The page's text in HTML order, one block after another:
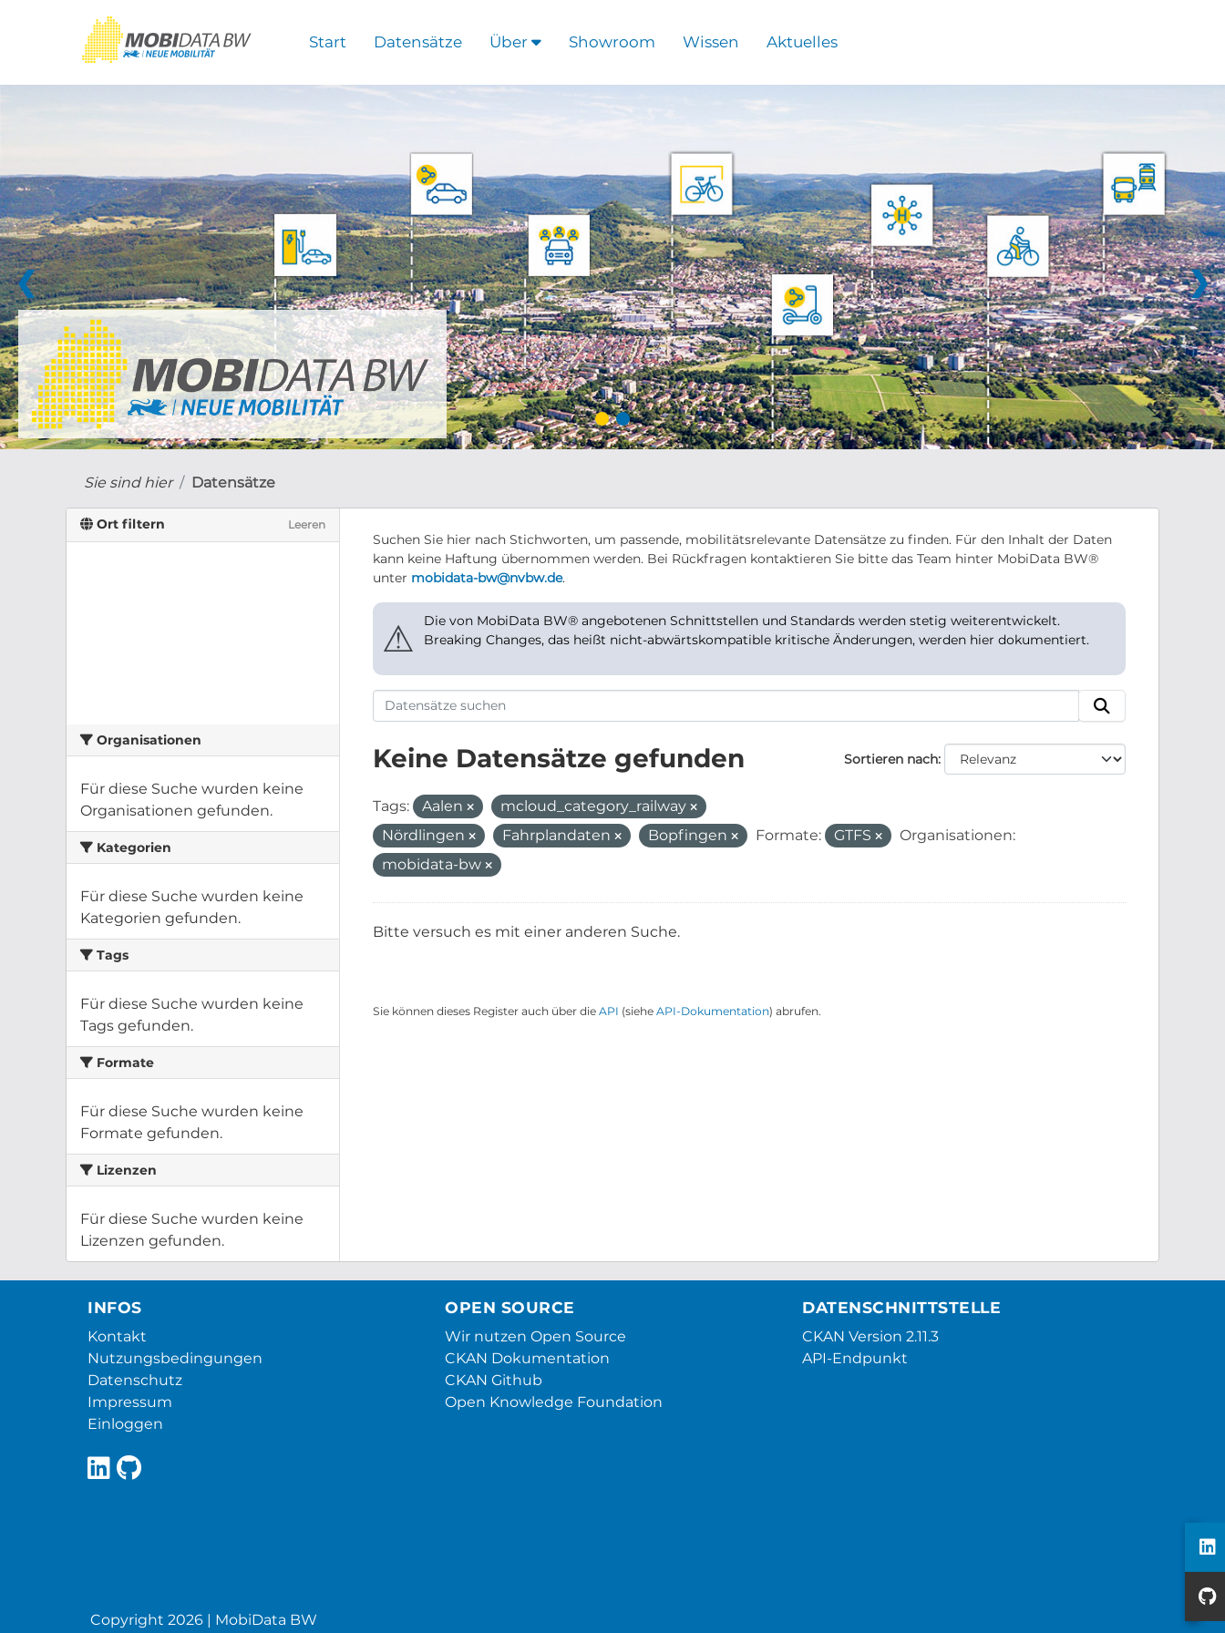
Start Datensätze Über Showroom Wissen Aktuelles
❮ ❯
Sie sind hier Datensätze
Ort filtern Leeren
Organisationen
Für diese Suche wurden keine
Organisationen gefunden.
Kategorien
Für diese Suche wurden keine
Kategorien gefunden.
Tags
Für diese Suche wurden keine
Tags gefunden.
Formate
Für diese Suche wurden keine
Formate gefunden.
Lizenzen
Für diese Suche wurden keine
Lizenzen gefunden.
Suchen Sie hier nach Stichworten, um passende, mobilitätsrelevante Datensätze zu finden. Für den Inhalt der Daten
kann keine Haftung übernommen werden. Bei Rückfragen kontaktieren Sie bitte das Team hinter MobiData BW®
unter mobidata-bw@nvbw.de.
⚠
Die von MobiData BW® angebotenen Schnittstellen und Standards werden stetig weiterentwickelt.
Breaking Changes, das heißt nicht-abwärtskompatible kritische Änderungen, werden hier dokumentiert.
Sortieren nach
Keine Datensätze gefunden
Tags: Aalen
mcloud_category_railway
Nördlingen
Fahrplandaten Bopfingen Formate: GTFS
Organisationen:
mobidata-bw
Bitte versuch es mit einer anderen Suche.
Sie können dieses Register auch über die API (siehe API-Dokumentation) abrufen.
INFOS
Kontakt
Nutzungsbedingungen
Datenschutz
Impressum
Einloggen
OPEN SOURCE
Wir nutzen Open Source
CKAN Dokumentation
CKAN Github
Open Knowledge Foundation
DATENSCHNITTSTELLE
CKAN Version 2.11.3
API-Endpunkt
Copyright 2026 | MobiData BW